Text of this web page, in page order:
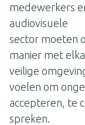
medewerkers
audiovisuele
sector moeten
manier met
veilige
voelen om
accepteren, te
spreken.